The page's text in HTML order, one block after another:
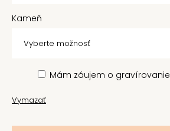
Kameň
Mám záujem o gravírovanie
Vymazať